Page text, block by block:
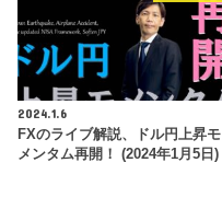
2024.1.6
FXのライブ解説、ドル円上昇モ
メンタム再開！ (2024年1月5日)